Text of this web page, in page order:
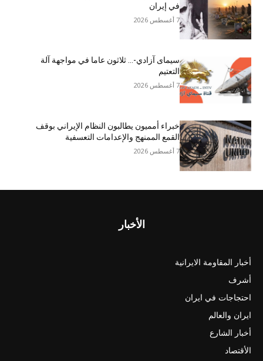
في إيران
7 أغسطس 2026
سيمای آزادي-… ثلاثون عاما في مواجهة آلة
التعتيم
7 أغسطس 2026
خبراء أمميون يطالبون النظام الإيراني بوقف
القمع الممنهج والإعدامات التعسفية
7 أغسطس 2026
الأخبار
أخبار المقاومة الايرانية
أشرف
احتجاجات في ايران
ايران والعالم
أخبار الشارع
الأقتصاد